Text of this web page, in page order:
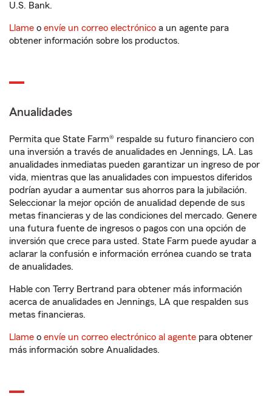
U.S. Bank.
Llame o envíe un correo electrónico a un agente para
obtener información sobre los productos.
Anualidades
Permita que State Farm® respalde su futuro financiero con
una inversión a través de anualidades en Jennings, LA. Las
anualidades inmediatas pueden garantizar un ingreso de por
vida, mientras que las anualidades con impuestos diferidos
podrían ayudar a aumentar sus ahorros para la jubilación.
Seleccionar la mejor opción de anualidad depende de sus
metas financieras y de las condiciones del mercado. Genere
una futura fuente de ingresos o pagos con una opción de
inversión que crece para usted. State Farm puede ayudar a
aclarar la confusión e información errónea cuando se trata
de anualidades.
Hable con Terry Bertrand para obtener más información
acerca de anualidades en Jennings, LA que respalden sus
metas financieras.
Llame o envíe un correo electrónico al agente para obtener
más información sobre Anualidades.